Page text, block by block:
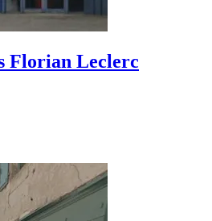
Florian Leclerc